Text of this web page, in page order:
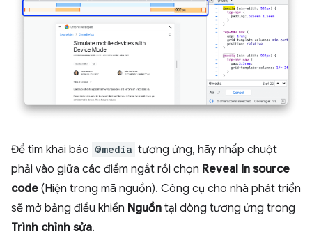
Để tìm khai báo @media tương ứng, hãy nhấp chuột
phải vào giữa các điểm ngắt rồi chọn Reveal in source
code (Hiện trong mã nguồn). Công cụ cho nhà phát triển
sẽ mở bảng điều khiển Nguồn tại dòng tương ứng trong
Trình chỉnh sửa.